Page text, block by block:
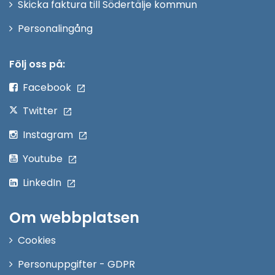
Skicka faktura till Södertälje kommun
PersonalingångÖppna
Följ oss på:
Facebook
Twitter
Instagram
Youtube
LinkedIn
Om webbplatsen
Cookies
Personuppgifter - GDPR